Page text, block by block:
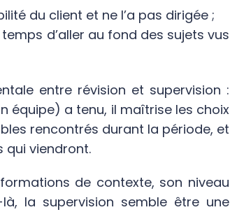
du client et ne l’a pas dirigée ;
d’aller au fond des sujets vus
entre révision et supervision :
équipe) a tenu, il maîtrise les choix
rencontrés durant la période, et
qui viendront.
de contexte, son niveau
la supervision semble être une